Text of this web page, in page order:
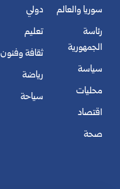
سوريا والعالم
رئاسة
الجمهورية
سياسة
محليات
اقتصاد
صحة
دولي
تعليم
ثقافة وفنون
رياضة
سياحة